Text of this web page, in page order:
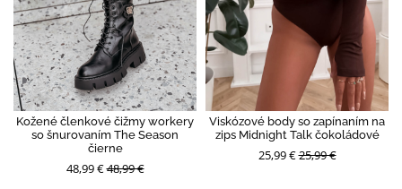
Kožené členkové čižmy workery
so šnurovaním The Season
čierne
48,99 €48,99 €
Viskózové body so zapínaním na
zips Midnight Talk čokoládové
25,99 €25,99 €